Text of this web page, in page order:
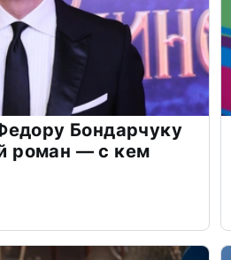
Бондарчуку
роман — с кем